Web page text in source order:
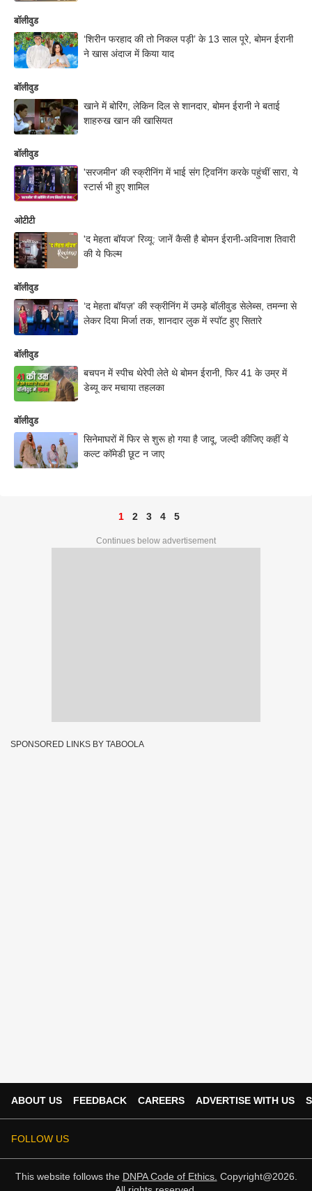
बॉलीवुड
‘शिरीन फरहाद की तो निकल पड़ी’ के 13 साल पूरे, बोमन ईरानी
ने खास अंदाज में किया याद
बॉलीवुड
खाने में बोरिंग, लेकिन दिल से शानदार, बोमन ईरानी ने बताई
शाहरुख खान की खासियत
बॉलीवुड
'सरजमीन' की स्क्रीनिंग में भाई संग ट्विनिंग करके पहुंचीं सारा, ये
स्टार्स भी हुए शामिल
ओटीटी
'द मेहता बॉयज' रिव्यू: जानें कैसी है बोमन ईरानी-अविनाश तिवारी
की ये फिल्म
बॉलीवुड
‘द मेहता बॉयज़' की स्क्रीनिंग में उमड़े बॉलीवुड सेलेब्स, तमन्ना से
लेकर दिया मिर्जा तक, शानदार लुक में स्पॉट हुए सितारे
बॉलीवुड
बचपन में स्पीच थेरेपी लेते थे बोमन ईरानी, फिर 41 के उम्र में
डेब्यू कर मचाया तहलका
बॉलीवुड
सिनेमाघरों में फिर से शुरू हो गया है जादू, जल्दी कीजिए कहीं ये
कल्ट कॉमेडी छूट न जाए
1 2 3 4 5
Continues below advertisement
SPONSORED LINKS BY TABOOLA
ABOUT US FEEDBACK CAREERS ADVERTISE WITH US
FOLLOW US
This website follows the DNPA Code of Ethics. Copyright@2026.